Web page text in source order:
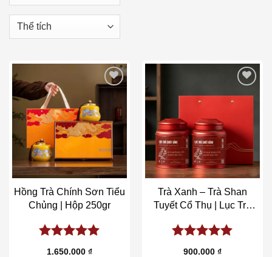
Add to wishlist
Hồng Trà Chính Sơn Tiểu
Chủng | Hộp 250gr
5.00out of
1.650.000 ₫
Trà Xanh – Trà Shan
Tuyết Cổ Thụ | Lục Trà
5.00out of
900.000 ₫